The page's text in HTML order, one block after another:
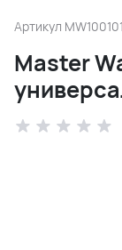
Артикул MW100101
Master